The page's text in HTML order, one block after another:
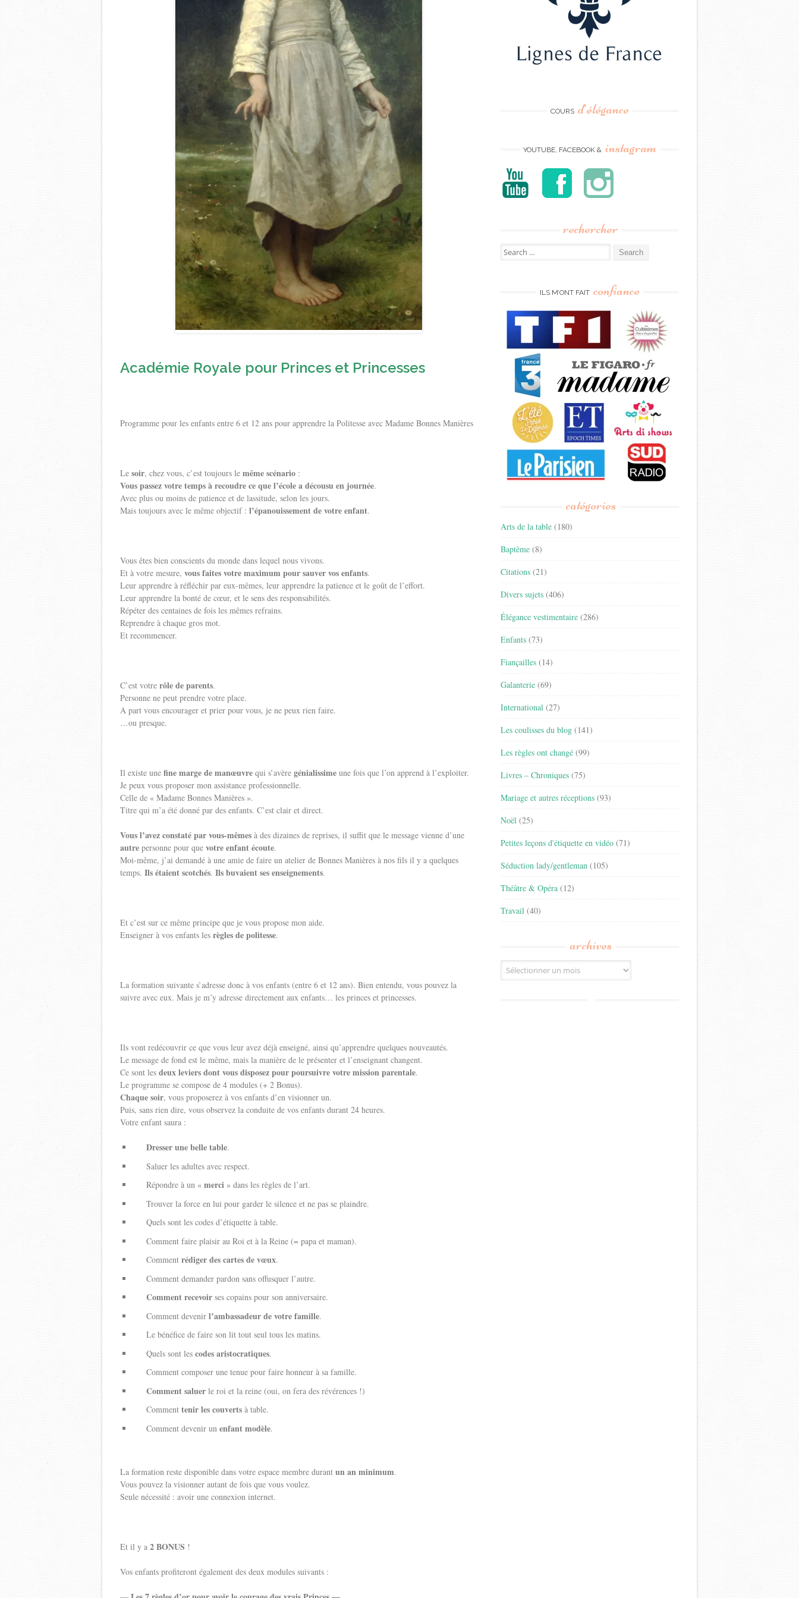
Académie Royale pour Princes et Princesses
Programme pour les enfants entre 6 et 12 ans pour apprendre la Politesse avec Madame Bonnes Manières
Le soir, chez vous, c’est toujours le même scénario :
Vous passez votre temps à recoudre ce que l’école a décousu en journée.
Avec plus ou moins de patience et de lassitude, selon les jours.
Mais toujours avec le même objectif : l’épanouissement de votre enfant.
Vous êtes bien conscients du monde dans lequel nous vivons.
Et à votre mesure, vous faites votre maximum pour sauver vos enfants.
Leur apprendre à réfléchir par eux-mêmes, leur apprendre la patience et le goût de l’effort.
Leur apprendre la bonté de cœur, et le sens des responsabilités.
Répéter des centaines de fois les mêmes refrains.
Reprendre à chaque gros mot.
Et recommencer.
C’est votre rôle de parents.
Personne ne peut prendre votre place.
A part vous encourager et prier pour vous, je ne peux rien faire.
…ou presque.
Il existe une fine marge de manœuvre qui s’avère génialissime une fois que l’on apprend à l’exploiter.
Je peux vous proposer mon assistance professionnelle.
Celle de « Madame Bonnes Manières ».
Titre qui m’a été donné par des enfants. C’est clair et direct.
Vous l’avez constaté par vous-mêmes à des dizaines de reprises, il suffit que le message vienne d’une
autre personne pour que votre enfant écoute.
Moi-même, j’ai demandé à une amie de faire un atelier de Bonnes Manières à nos fils il y a quelques
temps. Ils étaient scotchés. Ils buvaient ses enseignements.
Et c’est sur ce même principe que je vous propose mon aide.
Enseigner à vos enfants les règles de politesse.
La formation suivante s’adresse donc à vos enfants (entre 6 et 12 ans). Bien entendu, vous pouvez la
suivre avec eux. Mais je m’y adresse directement aux enfants… les princes et princesses.
Ils vont redécouvrir ce que vous leur avez déjà enseigné, ainsi qu’apprendre quelques nouveautés.
Le message de fond est le même, mais la manière de le présenter et l’enseignant changent.
Ce sont les deux leviers dont vous disposez pour poursuivre votre mission parentale.
Le programme se compose de 4 modules (+ 2 Bonus).
Chaque soir, vous proposerez à vos enfants d’en visionner un.
Puis, sans rien dire, vous observez la conduite de vos enfants durant 24 heures.
Votre enfant saura :
Dresser une belle table.
Saluer les adultes avec respect.
Répondre à un « merci » dans les règles de l’art.
Trouver la force en lui pour garder le silence et ne pas se plaindre.
Quels sont les codes d’étiquette à table.
Comment faire plaisir au Roi et à la Reine (= papa et maman).
Comment rédiger des cartes de vœux.
Comment demander pardon sans offusquer l’autre.
Comment recevoir ses copains pour son anniversaire.
Comment devenir l’ambassadeur de votre famille.
Le bénéfice de faire son lit tout seul tous les matins.
Quels sont les codes aristocratiques.
Comment composer une tenue pour faire honneur à sa famille.
Comment saluer le roi et la reine (oui, on fera des révérences !)
Comment tenir les couverts à table.
Comment devenir un enfant modèle.
La formation reste disponible dans votre espace membre durant un an minimum.
Vous pouvez la visionner autant de fois que vous voulez.
Seule nécessité : avoir une connexion internet.
Et il y a 2 BONUS !
Vos enfants profiteront également des deux modules suivants :
COURS d’élégance
YOUTUBE, FACEBOOK & instagram
rechercher
Search
for:
ILS M’ONT FAIT confiance
catégories
Arts de la table (180)
Baptême (8)
Citations (21)
Divers sujets (406)
Élégance vestimentaire (286)
Enfants (73)
Fiançailles (14)
Galanterie (69)
International (27)
Les coulisses du blog (141)
Les règles ont changé (99)
Livres – Chroniques (75)
Mariage et autres réceptions (93)
Noël (25)
Petites leçons d'étiquette en vidéo (71)
Séduction lady/gentleman (105)
Théâtre & Opéra (12)
Travail (40)
archives
Archives